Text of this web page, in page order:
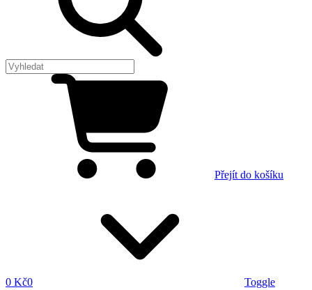
Přejít do košíku
0 Kč0
Toggle